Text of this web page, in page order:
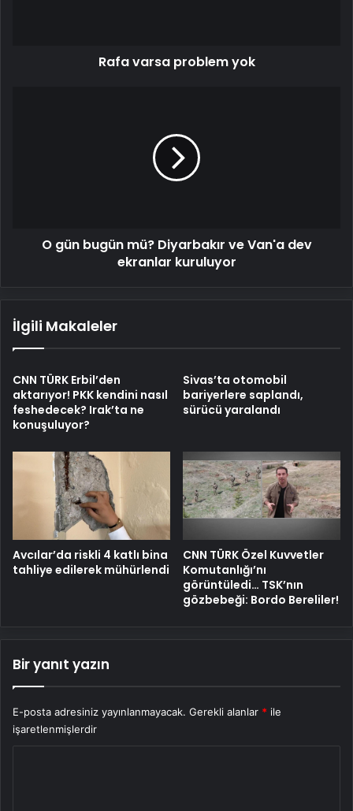
Rafa varsa problem yok
kuruluyorO gün bugün mü? Diyarbakır ve Van'a dev
ekranlar kuruluyor
İlgili Makaleler
CNN TÜRK Erbil’den
aktarıyor! PKK kendini nasıl
feshedecek? Irak’ta ne
konuşuluyor?
Sivas’ta otomobil
bariyerlere saplandı,
sürücü yaralandı
Avcılar’da riskli 4 katlı bina
tahliye edilerek mühürlendi
CNN TÜRK Özel Kuvvetler
Komutanlığı’nı
görüntüledi… TSK’nın
gözbebeği: Bordo Bereliler!
Bir yanıt yazın
E-posta adresiniz yayınlanmayacak. Gerekli alanlar * ile
işaretlenmişlerdir